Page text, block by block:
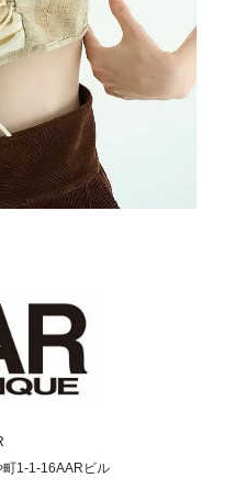
1-1-16AARビル